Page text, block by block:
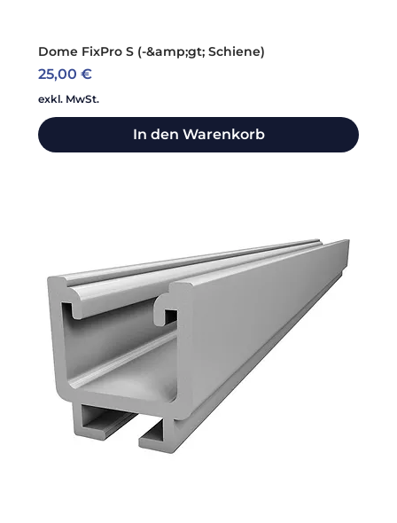
Dome FixPro S (-&amp;gt; Schiene)
Preis
25,00 €
exkl. MwSt.
In den Warenkorb